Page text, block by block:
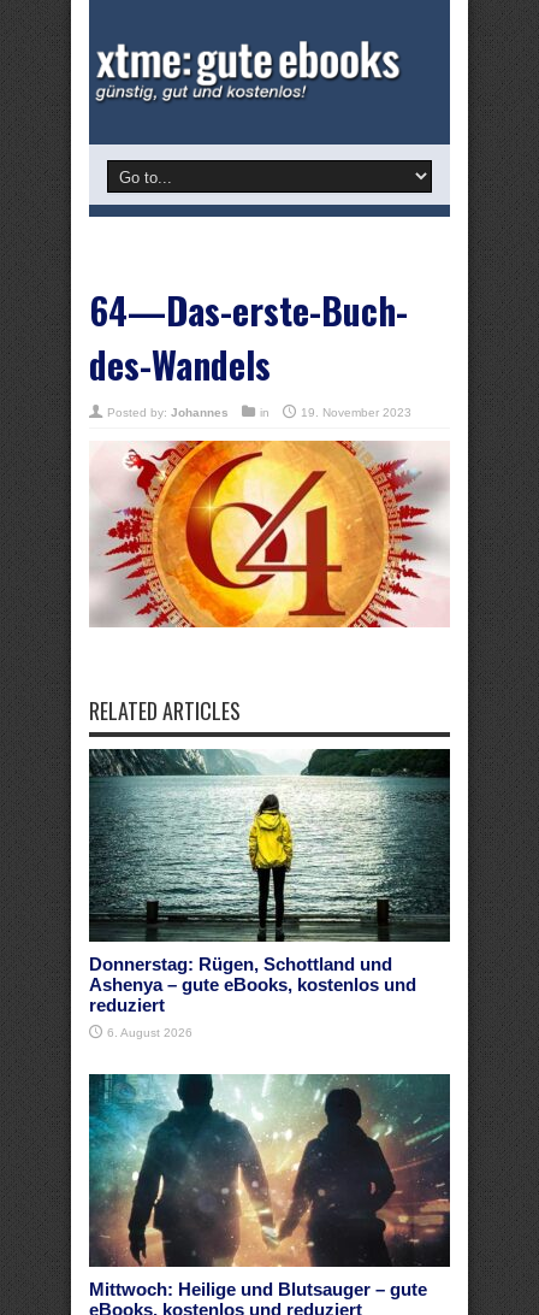
64—Das-erste-Buch-
des-Wandels
Posted by: Johannes in 19. November 2023
RELATED ARTICLES
Donnerstag: Rügen, Schottland und
Ashenya – gute eBooks, kostenlos und
reduziert
6. August 2026
Mittwoch: Heilige und Blutsauger – gute
eBooks, kostenlos und reduziert